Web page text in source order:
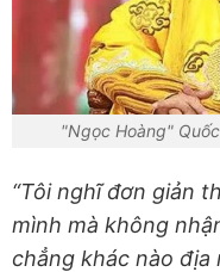
"Ngọc Hoàng"
“Tôi nghĩ đơn giản
mình mà không
chẳng khác nào địa